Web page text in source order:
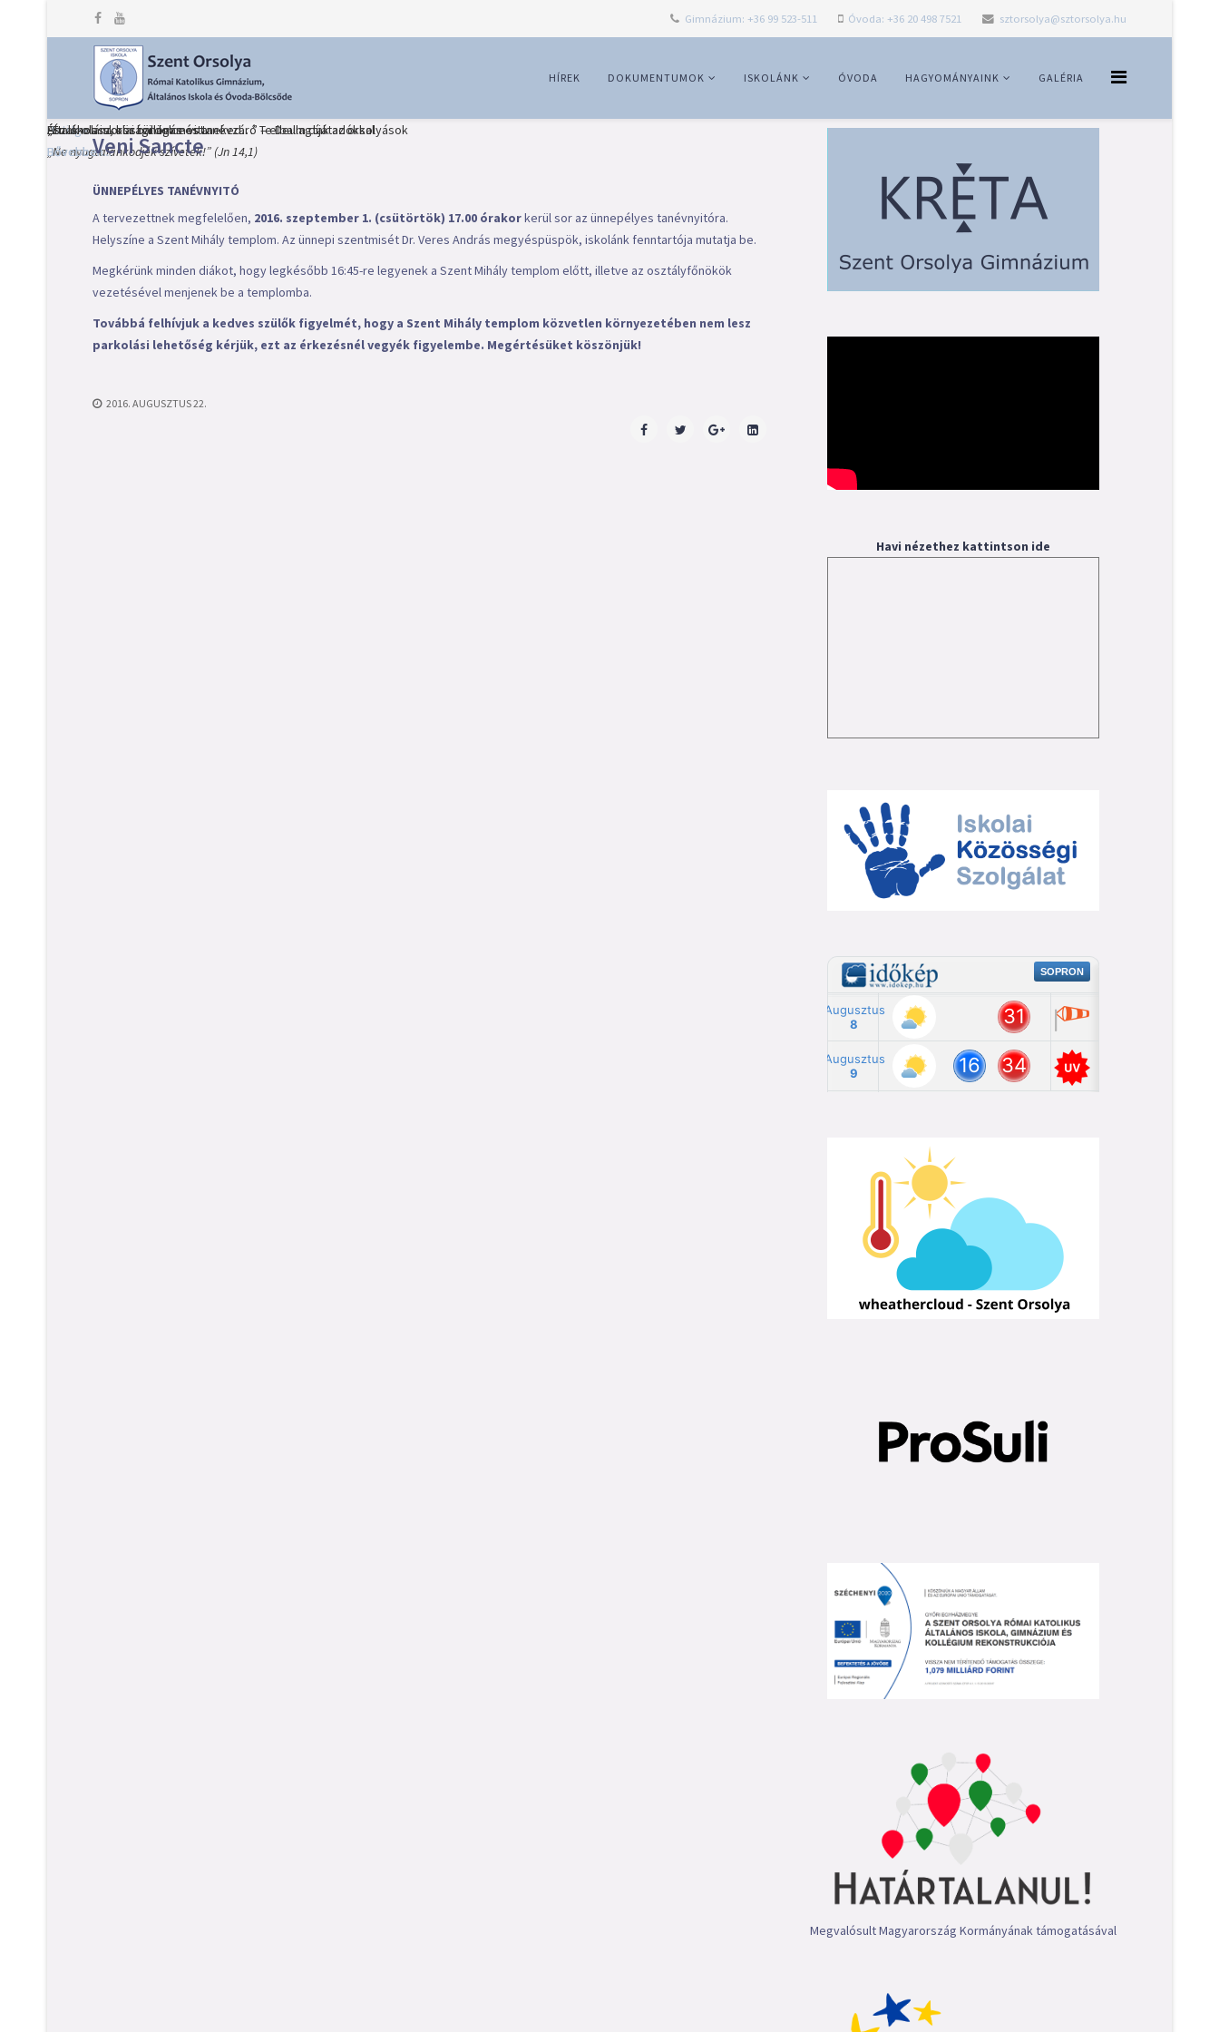
Gimnázium: +36 99 523-511 Óvoda: +36 20 498 7521 sztorsolya@sztorsolya.hu
HÍREK DOKUMENTUMOK ISKOLÁNK ÓVODA HAGYOMÁNYAINK GALÉRIA
Heti Ige
„Ne nyugtalankodjék szívetek!” (Jn 14,1)
Észak-olaszországi dolce vita
Bővebben...
Általános iskolai ballagás és tanévzáró Te Deum díjátadókkal
Bővebben...
„Én iskolám, köszönöm most neked…” – elballagtak az orsolyások
Bővebben...Veni Sancte
ÜNNEPÉLYES TANÉVNYITÓ
A tervezettnek megfelelően, 2016. szeptember 1. (csütörtök) 17.00 órakorkerül sor az ünnepélyes tanévnyitóra.
Helyszíne a Szent Mihály templom. Az ünnepi szentmisét Dr. Veres András megyéspüspök, iskolánk fenntartója mutatja be.
Megkérünk minden diákot, hogy legkésőbb 16:45-re legyenek a Szent Mihály templom előtt, illetve az osztályfőnökök
vezetésével menjenek be a templomba.
Továbbá felhívjuk a kedves szülők figyelmét, hogy a Szent Mihály templom közvetlen környezetében nem lesz
parkolási lehetőség kérjük, ezt az érkezésnél vegyék figyelembe. Megértésüket köszönjük!
2016. AUGUSZTUS 22.
Havi nézethez kattintson ide
Megvalósult Magyarország Kormányának támogatásával